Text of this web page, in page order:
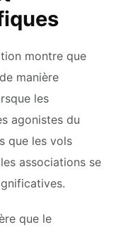
montre que
manière
les
agonistes du
que les vols
associations se
que le